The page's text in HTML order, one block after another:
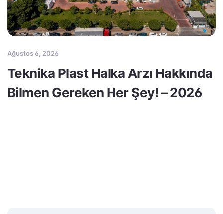
Ağustos 6, 2026
Teknika Plast Halka Arzı Hakkında
Bilmen Gereken Her Şey! – 2026